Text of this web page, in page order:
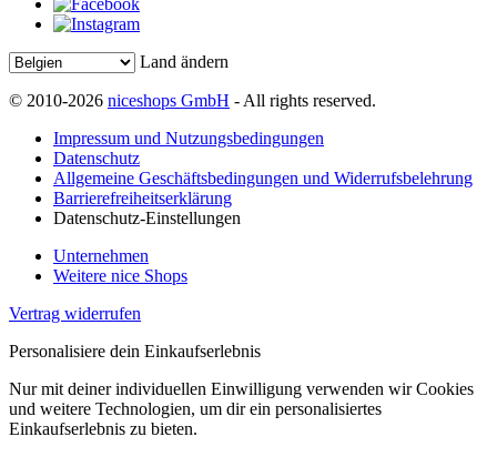
Land ändern
© 2010-2026 niceshops GmbH - All rights reserved.
Impressum und Nutzungsbedingungen
Datenschutz
Allgemeine Geschäftsbedingungen und Widerrufsbelehrung
Barrierefreiheitserklärung
Datenschutz-Einstellungen
Unternehmen
Weitere nice Shops
Vertrag widerrufen
Personalisiere dein Einkaufserlebnis
Nur mit deiner individuellen Einwilligung verwenden wir Cookies
und weitere Technologien, um dir ein personalisiertes
Einkaufserlebnis zu bieten.